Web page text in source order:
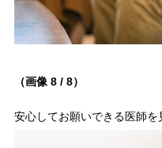
（画像 8 / 8）
安心してお願いできる医師を